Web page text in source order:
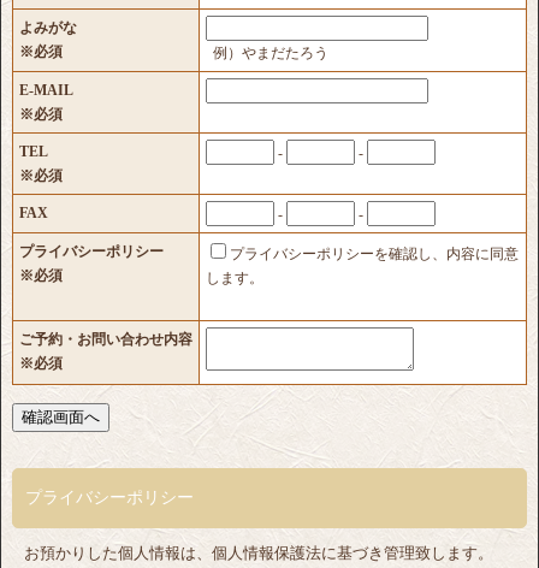
よみがな
※必須
例）やまだたろう
E-MAIL
※必須
TEL
※必須
- -
FAX - -
プライバシーポリシー
※必須
プライバシーポリシーを確認し、内容に同意
します。
ご予約・お問い合わせ内容
※必須
プライバシーポリシー
お預かりした個人情報は、個人情報保護法に基づき管理致します。